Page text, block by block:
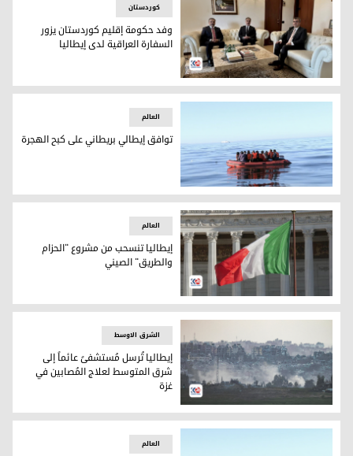
وفد حكومة إقليم كوردستان يزور السفارة العراقية لدى إيطاليا
کوردستان
وفد حكومة إقليم كوردستان يزور
السفارة العراقية لدى إيطاليا
توافق إيطالي بريطاني على كبح الهجرة
العالم
توافق إيطالي بريطاني على كبح الهجرة
العلم الإيطالي
العالم
إيطاليا تنسحب من مشروع "الحزام
والطريق" الصيني
مشاهد من قطاع غزة اليوم / AFP
الشرق الاوسط
إيطاليا تُرسل مُستشفىً عائماً إلى
شرق المتوسط لعلاج المُصابين في
غزة
العالم